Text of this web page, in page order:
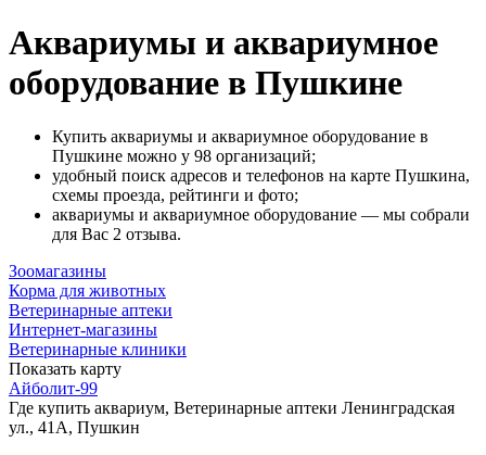
Аквариумы и аквариумное
оборудование в Пушкине
Купить аквариумы и аквариумное оборудование в
Пушкине можно у 98 организаций;
удобный поиск адресов и телефонов на карте Пушкина,
схемы проезда, рейтинги и фото;
аквариумы и аквариумное оборудование — мы собрали
для Вас 2 отзыва.
Зоомагазины
Корма для животных
Ветеринарные аптеки
Интернет-магазины
Ветеринарные клиники
Показать карту
Айболит-99
Где купить аквариум, Ветеринарные аптеки Ленинградская
ул., 41А, Пушкин